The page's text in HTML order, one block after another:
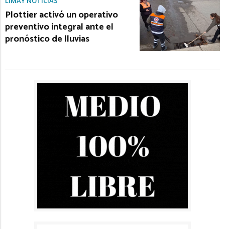
Plottier activó un operativo
preventivo integral ante el
pronóstico de lluvias